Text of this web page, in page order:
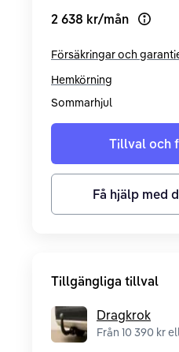
2 638 kr/mån Open
Försäkringar och
Hemkörning
Sommarhjul
Tillval och
Få hjälp med
Tillgängliga tillval
Dragkrok
Från 10 390 kr